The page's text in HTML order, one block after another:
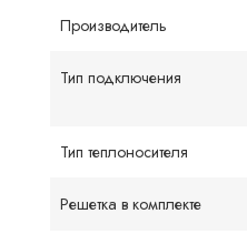
Производитель
Тип подключения
Тип теплоносителя
Решетка в комплекте